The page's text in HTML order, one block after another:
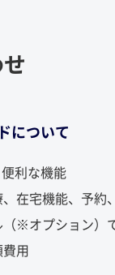
について
利な機能
在宅機能、予約、
（※オプション）
用